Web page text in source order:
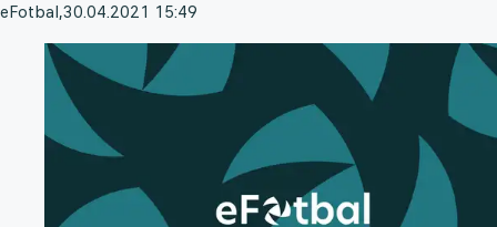
eFotbal,30.04.2021 15:49